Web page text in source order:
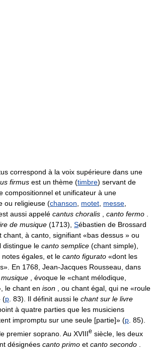
correspond à la voix supérieure dans une
firmus est un thème (timbre) servant de
compositionnel et unificateur à une
ou religieuse (chanson, motet, messe,
aussi appelé cantus choralis , canto fermo .
de musique (1713), Sébastien de Brossard
chant, à canto, signifiant «bas dessus » ou
distingue le canto semplice (chant simple),
égales, et le canto figurato «dont les
En 1768, Jean-Jacques Rousseau, dans
, évoque le «chant mélodique,
le chant en ison , ou chant égal, qui ne «roule
(p. 83). Il définit aussi le chant sur le livre
à quatre parties que les musiciens
impromptu sur une seule [partie]» (p. 85).
premier soprano. Au XVIIIe siècle, les deux
désignées canto primo et canto secondo